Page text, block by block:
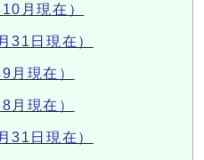
月現在）
31日現在）
月現在）
月現在）
31日現在）